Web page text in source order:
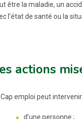
être la maladie, un
l’état de santé ou la
actions
Cap emploi peut
d’une personne ;